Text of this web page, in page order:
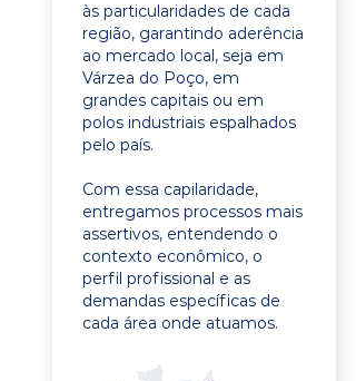
às particularidades de cada
região, garantindo aderência
ao mercado local, seja em
Várzea do Poço, em
grandes capitais ou em
polos industriais espalhados
pelo país.
Com essa capilaridade,
entregamos processos mais
assertivos, entendendo o
contexto econômico, o
perfil profissional e as
demandas específicas de
cada área onde atuamos.